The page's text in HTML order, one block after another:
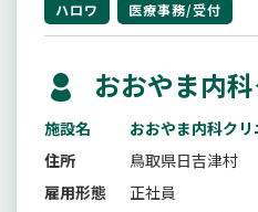
ハロワ 医療事務/受付
おおやま内
施設名
おおやま内科クリ
住所
鳥取県日吉津村
雇用形態
正社員